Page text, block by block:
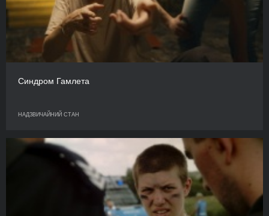
Синдром Гамлета
НАДЗВИЧАЙНИЙ СТАН